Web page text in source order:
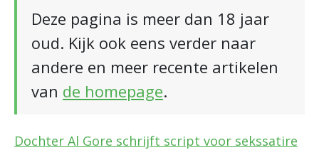
Deze pagina is meer dan 18 jaar
oud. Kijk ook eens verder naar
andere en meer recente artikelen
van de homepage.
Dochter Al Gore schrijft script voor sekssatire